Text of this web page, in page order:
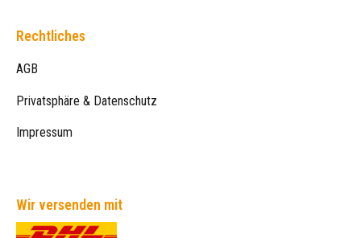
Rechtliches
AGB
Privatsphäre & Datenschutz
Impressum
Wir versenden mit